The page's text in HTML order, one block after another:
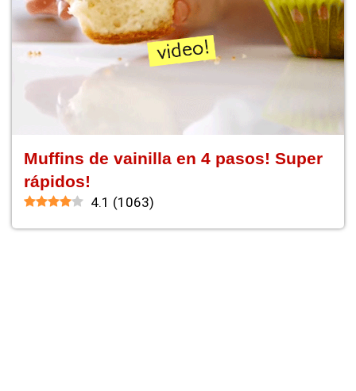
Muffins de vainilla en 4 pasos! Super
rápidos!
4.1 (1063)